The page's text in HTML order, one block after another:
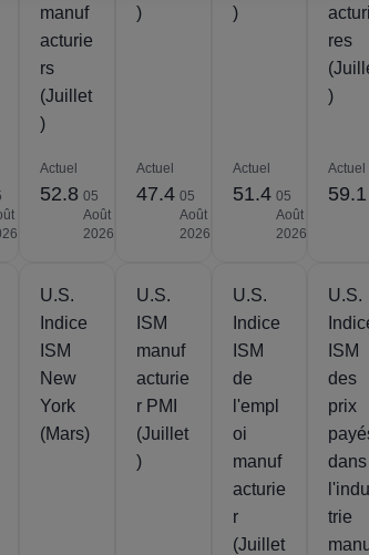
manuf
acturie
rs
(Juillet
)
Actuel
52.8 05
Août
2026
)
Actuel
47.4 05
Août
2026
)
Actuel
51.4 05
Août
2026
res
)
Actuel
59.1
U.S.
Indice
ISM
New
York
(Mars)
U.S.
ISM
manuf
acturie
r PMI
(Juillet
)
U.S.
Indice
ISM
de
l'empl
oi
manuf
acturie
r
(Juillet
U.S.
ISM
des
prix
dans
trie